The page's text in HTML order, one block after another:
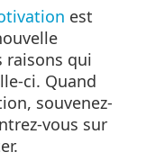
est
raisons qui
ci. Quand
souvenez-
vous sur